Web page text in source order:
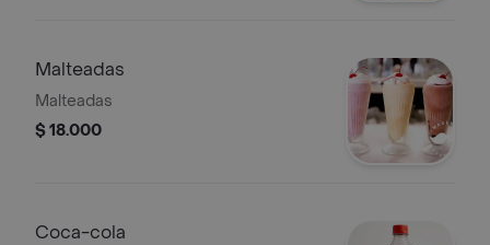
Malteadas
Malteadas
$ 18.000
Coca-cola